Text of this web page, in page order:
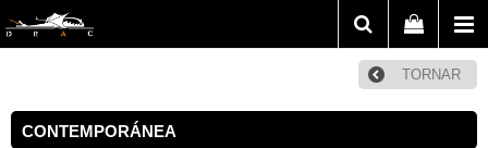
TORNAR
CONTEMPORÁNEA